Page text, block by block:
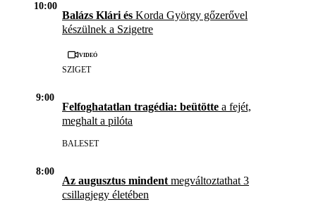
10:00
Balázs Klári és Korda György gőzerővel
készülnek a Szigetre
Videó
SZIGET
9:00
Felfoghatatlan tragédia: beütötte a fejét,
meghalt a pilóta
BALESET
8:00
Az augusztus mindentmegváltoztathat 3
csillagjegy életében